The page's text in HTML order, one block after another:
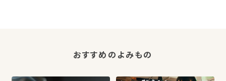
おすすめのよみもの